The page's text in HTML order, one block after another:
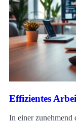
Effizientes
In einer zunehmend